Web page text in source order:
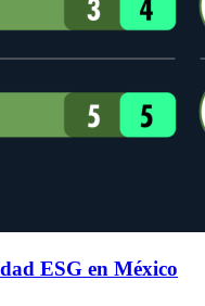
ESG en México